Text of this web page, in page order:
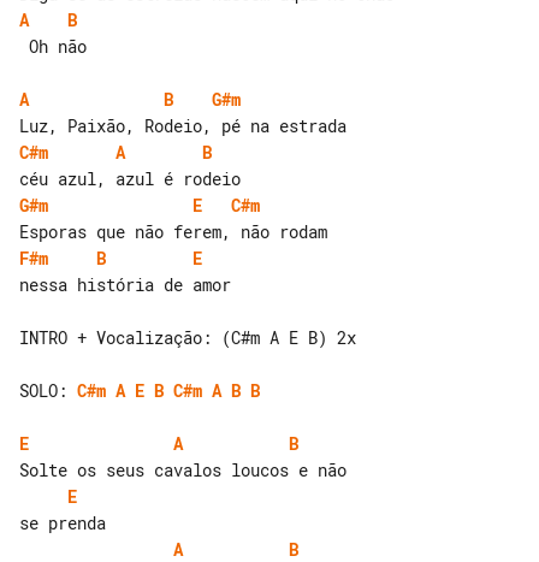
A
B
A B
G#m
C#m
A
B
G#m
E
C#m
F#m
B
E
nessa história de amor
INTRO + Vocalização: (C#m A E B) 2x
SOLO: C#m A E B C#m A B B
E A
B
E
A
B